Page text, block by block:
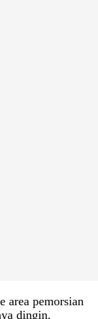
area pemorsian
dingin.